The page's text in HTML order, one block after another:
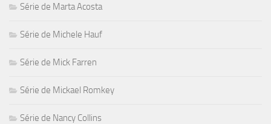
Série de Marta Acosta
Série de Michele Hauf
Série de Mick Farren
Série de Mickael Romkey
Série de Nancy Collins